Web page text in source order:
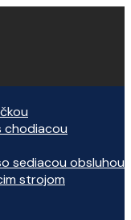
chodiacou
sediacou obsluhou
strojom